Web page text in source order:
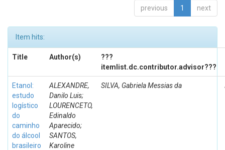
previous 1 next
Item hits:
Title Author(s)
???
itemlist.dc.contributor.advisor???
Etanol:
estudo
logístico
do
caminho
do álcool
brasileiro
ALEXANDRE,
Danilo Luis;
LOURENCETO,
Edinaldo
Aparecido;
SANTOS,
Karoline
SILVA, Gabriela Messias da